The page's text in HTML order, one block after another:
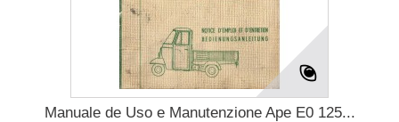
Manuale de Uso e Manutenzione Ape E0 125...